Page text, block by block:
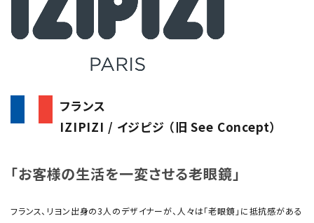
フランス
IZIPIZI / イジピジ （旧 See Concept）
「お客様の生活を一変させる老眼鏡」
フランス、リヨン出身の3人のデザイナーが、人々は「老眼鏡」に抵抗感がある